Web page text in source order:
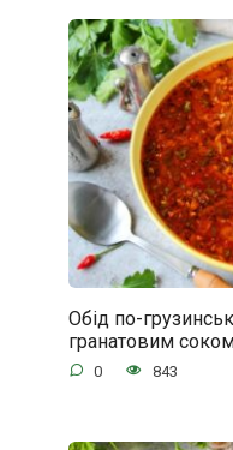
Обід по-
гранатовим
0 843